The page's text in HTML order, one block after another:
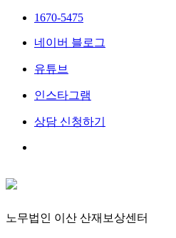
1670-5475
네이버 블로그
유튜브
인스타그램
상담 신청하기
노무법인 이산 산재보상센터